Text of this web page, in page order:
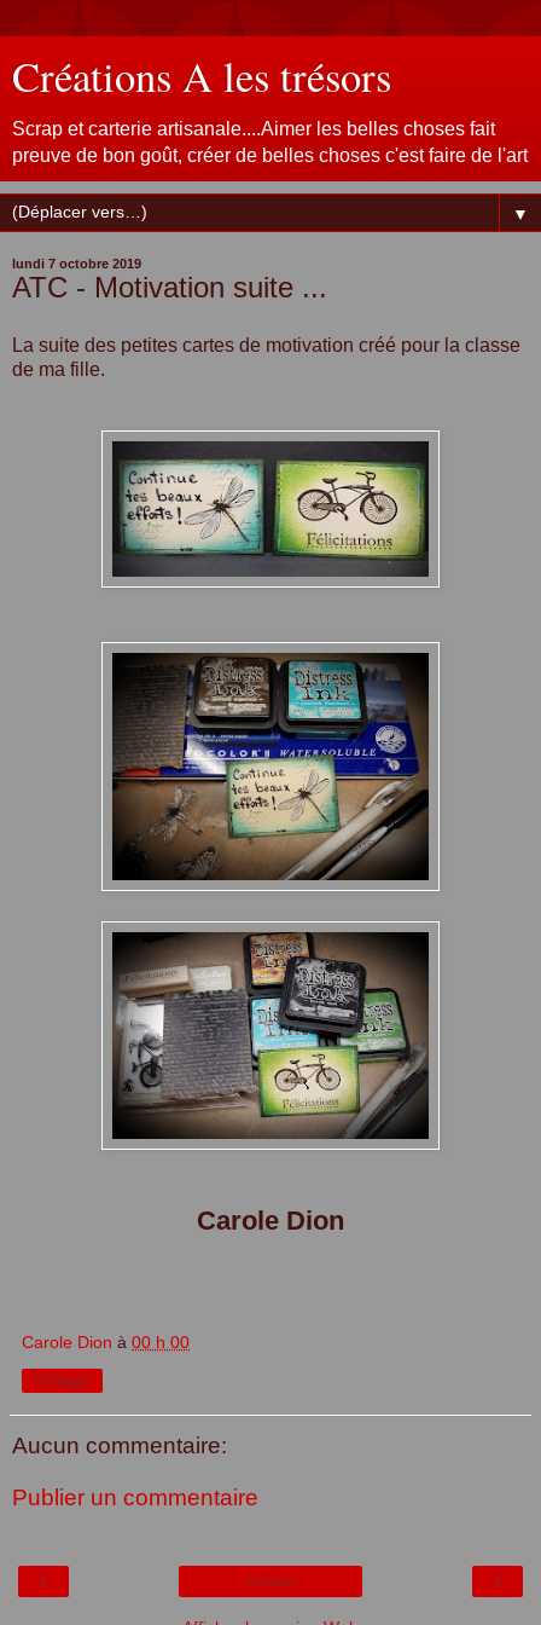
Créations A les trésors
Scrap et carterie artisanale....Aimer les belles choses fait
preuve de bon goût, créer de belles choses c'est faire de l'art
▼
lundi 7 octobre 2019
ATC - Motivation suite ...
La suite des petites cartes de motivation créé pour la classe
de ma fille.
Carole Dion
Carole Dion à 00 h 00
Partager
Aucun commentaire:
Publier un commentaire
‹ ›
Accueil